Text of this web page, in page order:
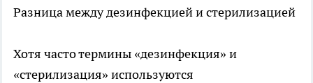
Разница между дезинфекцией и стерилизацией
Хотя часто термины «дезинфекция» и
«стерилизация» используются